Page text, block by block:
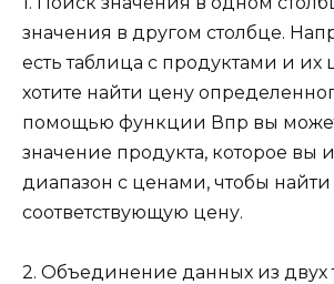
значения в другом столбце.
есть таблица с продуктами и их
хотите найти цену
помощью функции Впр вы
значение продукта, которое вы
диапазон с ценами, чтобы найти
соответствующую цену.
2. Объединение данных из двух